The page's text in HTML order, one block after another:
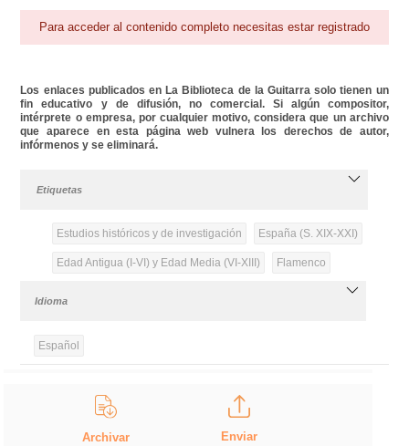
Para acceder al contenido completo necesitas estar registrado
Los enlaces publicados en La Biblioteca de la Guitarra solo tienen un
fin educativo y de difusión, no comercial. Si algún compositor,
intérprete o empresa, por cualquier motivo, considera que un archivo
que aparece en esta página web vulnera los derechos de autor,
infórmenos y se eliminará.
Etiquetas
Estudios históricos y de investigación España (S. XIX-XXI)
Edad Antigua (I-VI) y Edad Media (VI-XIII) Flamenco
Idioma
Español
Archivar Enviar